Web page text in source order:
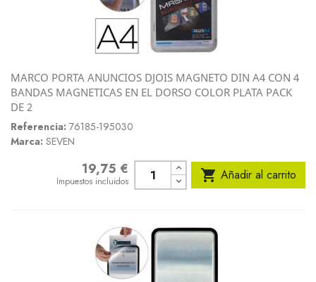
MARCO PORTA ANUNCIOS DJOIS MAGNETO DIN A4 CON 4
BANDAS MAGNETICAS EN EL DORSO COLOR PLATA PACK
DE 2
Referencia: 76185-195030
Marca: SEVEN
Precio19,75 €
Impuestos incluidos  Añadir al carrito